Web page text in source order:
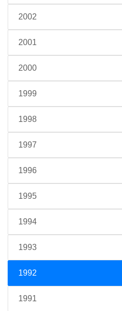
2002
2001
2000
1999
1998
1997
1996
1995
1994
1993
1992
1991